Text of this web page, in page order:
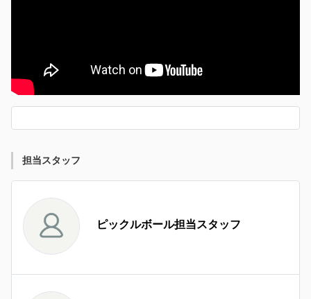
担当スタッフ
ピックルボール担当スタッフ